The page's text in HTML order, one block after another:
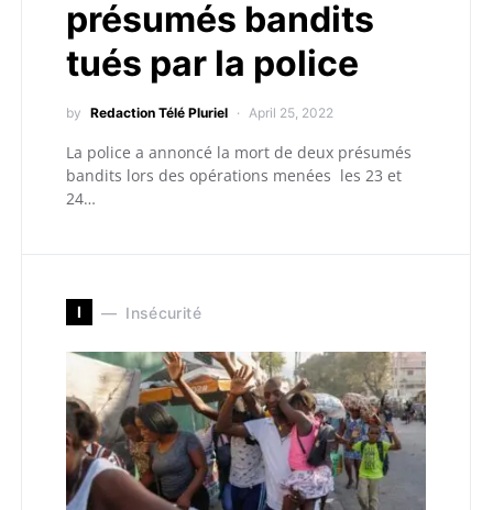
présumés bandits
tués par la police
by Redaction Télé Pluriel April 25, 2022
La police a annoncé la mort de deux présumés
bandits lors des opérations menées les 23 et
24…
I Insécurité